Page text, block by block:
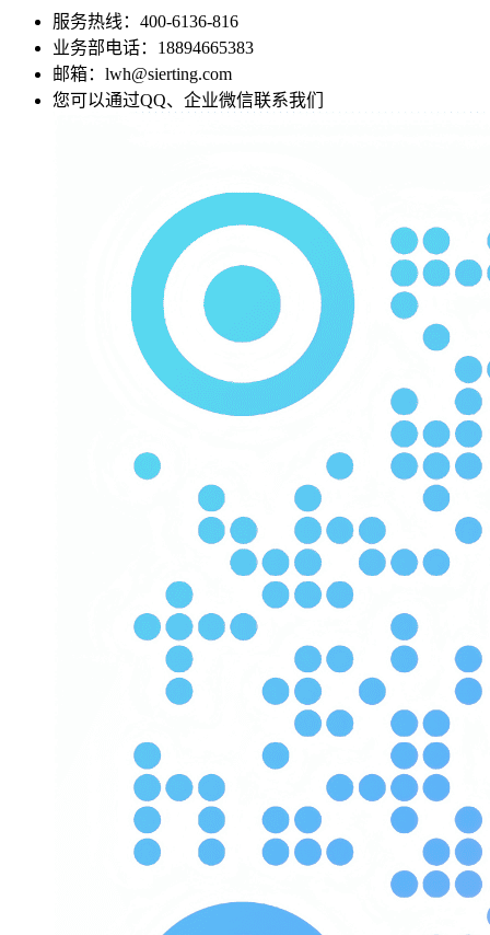
服务热线：400-6136-816
业务部电话：18894665383
邮箱：lwh@sierting.com
您可以通过QQ、企业微信联系我们